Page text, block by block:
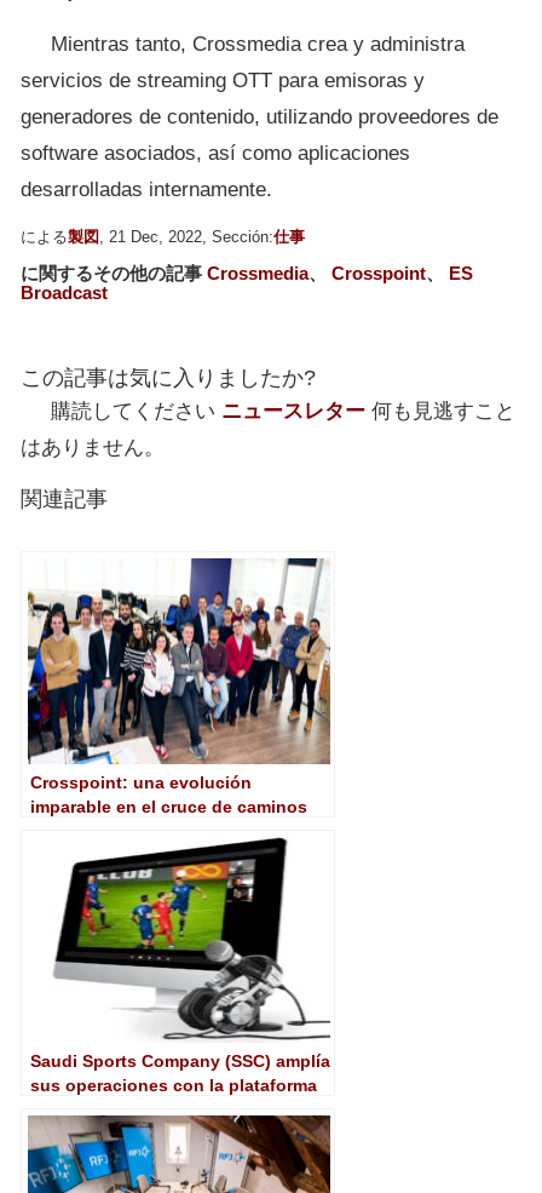
Mientras tanto, Crossmedia crea y administra
servicios de streaming OTT para emisoras y
generadores de contenido, utilizando proveedores de
software asociados, así como aplicaciones
desarrolladas internamente.
による製図 , 21 Dec, 2022, Sección:仕事
に関するその他の記事 Crossmedia、 Crosspoint、 ES
Broadcast
この記事は気に入りましたか?
購読してください ニュースレター 何も見逃すこと
はありません。
関連記事
Crosspoint: una evolución
imparable en el cruce de caminos
Saudi Sports Company (SSC) amplía
sus operaciones con la plataforma